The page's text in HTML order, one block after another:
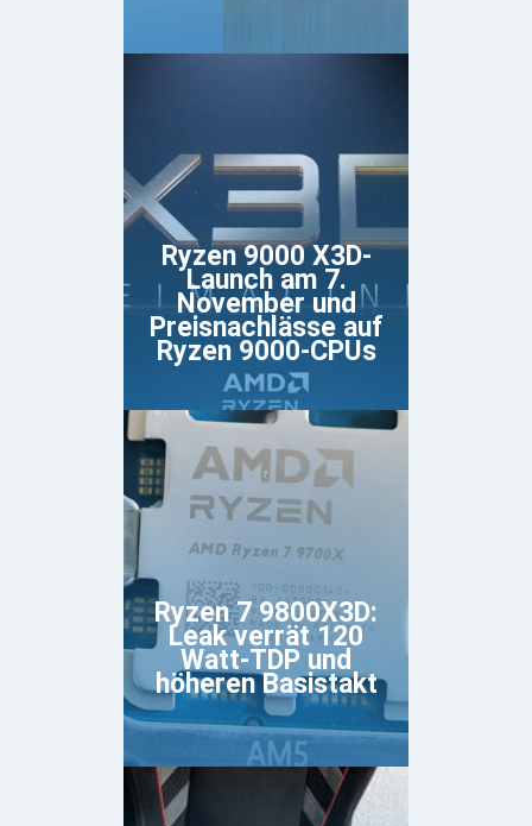
Ryzen 9000 X3D-
Launch am 7.
November und
Preisnachlässe auf
Ryzen 9000-CPUs
Ryzen 7 9800X3D:
Leak verrät 120
Watt-TDP und
höheren Basistakt